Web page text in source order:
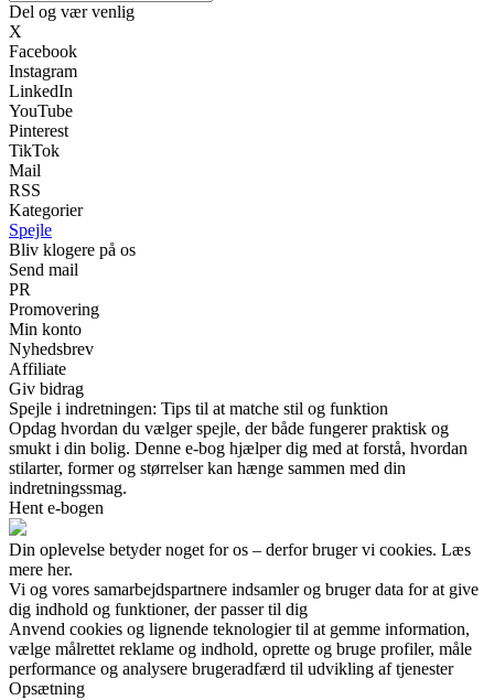
Del og vær venlig
X
Facebook
Instagram
LinkedIn
YouTube
Pinterest
TikTok
Mail
RSS
Kategorier
Spejle
Bliv klogere på os
Send mail
PR
Promovering
Min konto
Nyhedsbrev
Affiliate
Giv bidrag
Spejle i indretningen: Tips til at matche stil og funktion
Opdag hvordan du vælger spejle, der både fungerer praktisk og
smukt i din bolig. Denne e-bog hjælper dig med at forstå, hvordan
stilarter, former og størrelser kan hænge sammen med din
indretningssmag.
Hent e-bogen
Din oplevelse betyder noget for os – derfor bruger vi cookies. Læs
mere her.
Vi og vores samarbejdspartnere indsamler og bruger data for at give
dig indhold og funktioner, der passer til dig
Anvend cookies og lignende teknologier til at gemme information,
vælge målrettet reklame og indhold, oprette og bruge profiler, måle
performance og analysere brugeradfærd til udvikling af tjenester
Opsætning